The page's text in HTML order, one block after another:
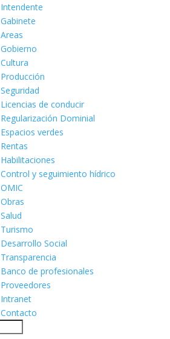
Intendente
Gabinete
Areas
Gobierno
Cultura
Producción
Seguridad
Licencias de conducir
Regularización Dominial
Espacios verdes
Rentas
Habilitaciones
Control y seguimiento hídrico
OMIC
Obras
Salud
Turismo
Desarrollo Social
Transparencia
Banco de profesionales
Proveedores
Intranet
Contacto